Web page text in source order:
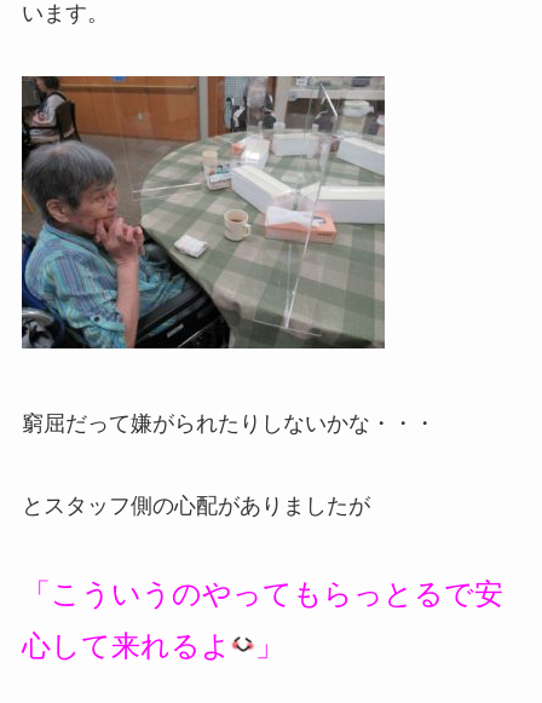
います。
窮屈だって嫌がられたりしないかな・・・
とスタッフ側の心配がありましたが
「こういうのやってもらっとるで安
心して来れるよ
」